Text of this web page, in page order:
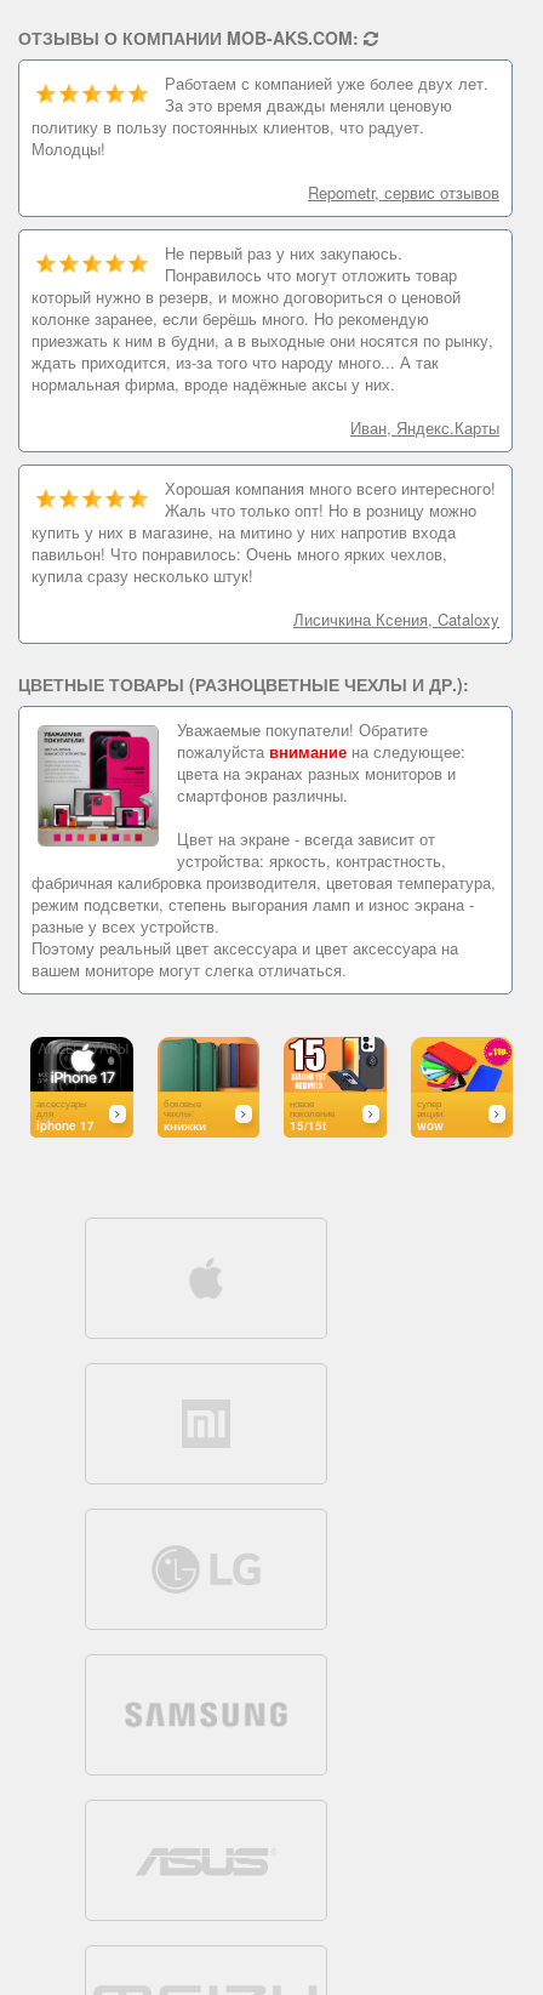
ОТЗЫВЫ О КОМПАНИИ MOB-AKS.COM:
Работаем с компанией уже более двух лет.
За это время дважды меняли ценовую
политику в пользу постоянных клиентов, что радует.
Молодцы!
Repometr, сервис отзывов
Не первый раз у них закупаюсь.
Понравилось что могут отложить товар
который нужно в резерв, и можно договориться о ценовой
колонке заранее, если берёшь много. Но рекомендую
приезжать к ним в будни, а в выходные они носятся по рынку,
ждать приходится, из-за того что народу много... А так
нормальная фирма, вроде надёжные аксы у них.
Иван, Яндекс.Карты
Хорошая компания много всего интересного!
Жаль что только опт! Но в розницу можно
купить у них в магазине, на митино у них напротив входа
павильон! Что понравилось: Очень много ярких чехлов,
купила сразу несколько штук!
Лисичкина Ксения, Cataloxy
ЦВЕТНЫЕ ТОВАРЫ (РАЗНОЦВЕТНЫЕ ЧЕХЛЫ И ДР.):
Уважаемые покупатели! Обратите
пожалуйста внимание на следующее:
цвета на экранах разных мониторов и
смартфонов различны.
Цвет на экране - всегда зависит от
устройства: яркость, контрастность,
фабричная калибровка производителя, цветовая температура,
режим подсветки, степень выгорания ламп и износ экрана -
разные у всех устройств.
Поэтому реальный цвет аксессуара и цвет аксессуара на
вашем мониторе могут слегка отличаться.
аксессуары
для
iphone 17
боковые
чехлы:
книжки
новое
поколение
15/15t
супер
акции:
wow